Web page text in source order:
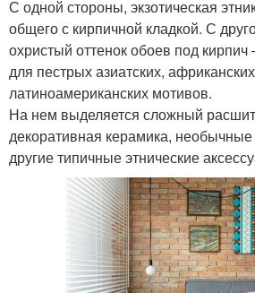
С одной стороны, экзотическая
общего с кирпичной кладкой. С
охристый оттенок обоев под
для пестрых азиатских,
латиноамериканских мотивов.
На нем выделяется сложный
декоративная керамика,
другие типичные этнические